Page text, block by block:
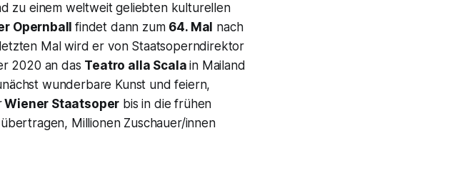
zu einem weltweit geliebten kulturellen
Opernballfindet dann zum 64. Mal nach
Mal wird er von Staatsoperndirektor
2020 an das Teatro alla Scalain Mailand
wunderbare Kunst und feiern,
Wiener Staatsoper bis in die frühen
Millionen Zuschauer/innen